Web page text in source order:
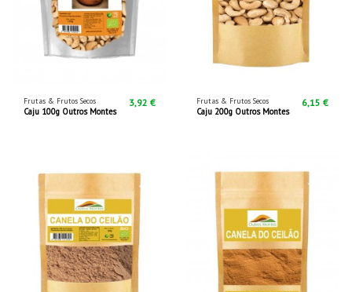
Frutas & Frutos Secos
Caju 100g Outros Montes
3,92 € Frutas & Frutos Secos
Caju 200g Outros Montes
6,15 €